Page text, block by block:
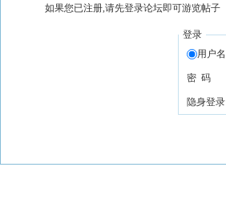
如果您已注册,请先登录论坛即可游览帖子
登录
用户名
密 码
隐身登录